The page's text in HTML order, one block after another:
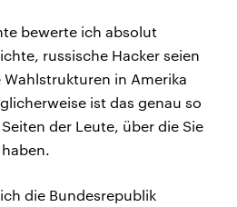
bewerte ich absolut
russische Hacker seien
in Amerika
ist das genau so
der Leute, über die Sie
die Bundesrepublik